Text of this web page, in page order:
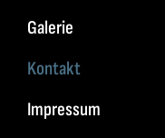
Galerie
Kontakt
Impressum